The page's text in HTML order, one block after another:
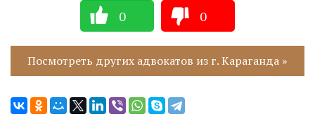
0 0
Посмотреть других адвокатов из г. Караганда »